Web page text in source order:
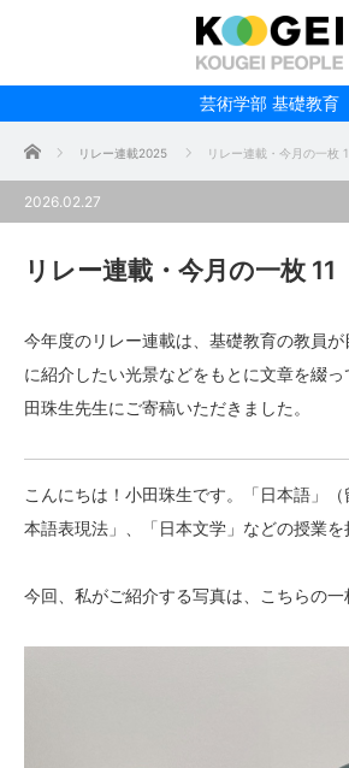
芸術学部 基礎教育
ホーム リレー連載2025 リレー連載・今月の一枚
2026.02.27
リレー連載・今月の一枚 11
今年度のリレー連載は、基礎教育の教員
に紹介したい光景などをもとに文章を綴
田珠生先生にご寄稿いただきました。
こんにちは！小田珠生です。「日本語」
本語表現法」、「日本文学」などの授業を
今回、私がご紹介する写真は、こちらの一